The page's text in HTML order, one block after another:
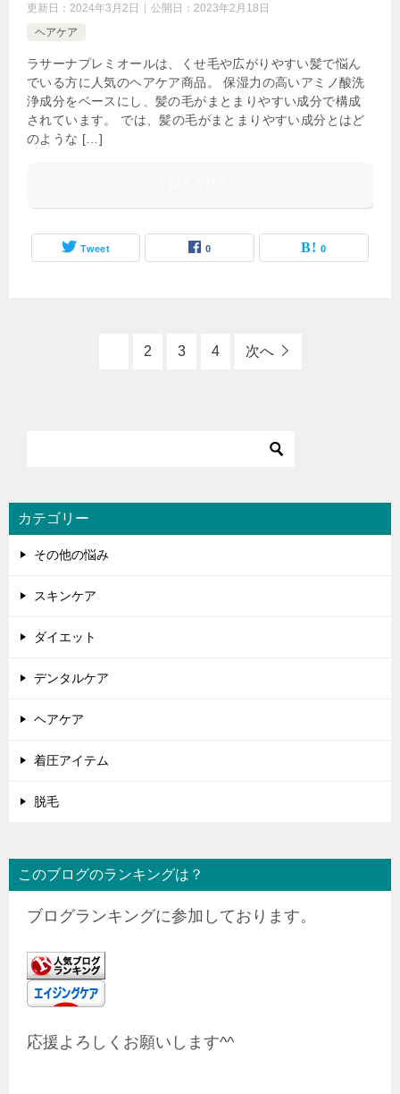
更新日： 2024年3月2日 公開日： 2023年2月18日
ヘアケア
ラサーナプレミオールは、くせ毛や広がりやすい髪で悩ん
でいる方に人気のヘアケア商品。 保湿力の高いアミノ酸洗
浄成分をベースにし、髪の毛がまとまりやすい成分で構成
されています。 では、髪の毛がまとまりやすい成分とはど
のような […]
Tweet 0 0
2 3 4 次へ
カテゴリー
その他の悩み
スキンケア
ダイエット
デンタルケア
ヘアケア
着圧アイテム
脱毛
このブログのランキングは？
ブログランキングに参加しております。
応援よろしくお願いします^^